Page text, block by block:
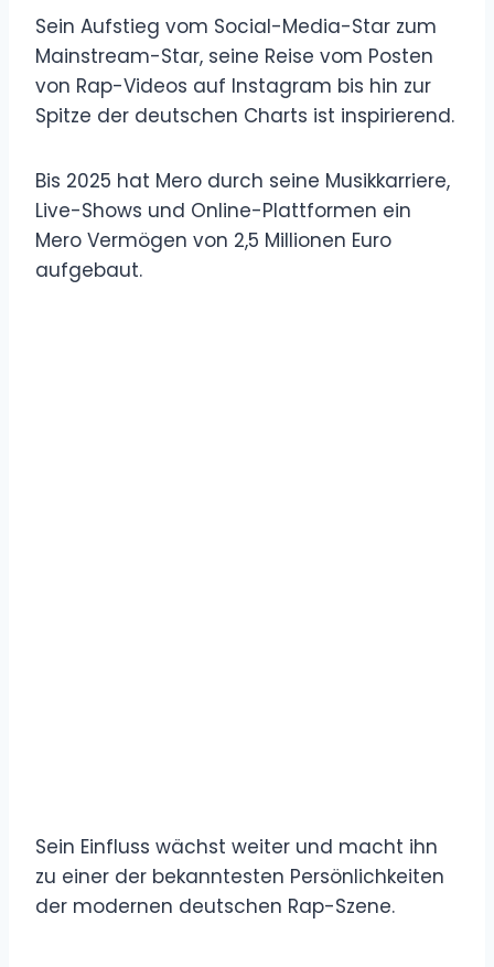
Sein Aufstieg vom Social-Media-Star zum
Mainstream-Star, seine Reise vom Posten
von Rap-Videos auf Instagram bis hin zur
Spitze der deutschen Charts ist inspirierend.
Bis 2025 hat Mero durch seine Musikkarriere,
Live-Shows und Online-Plattformen ein
Mero Vermögen von 2,5 Millionen Euro
aufgebaut.
Sein Einfluss wächst weiter und macht ihn
zu einer der bekanntesten Persönlichkeiten
der modernen deutschen Rap-Szene.